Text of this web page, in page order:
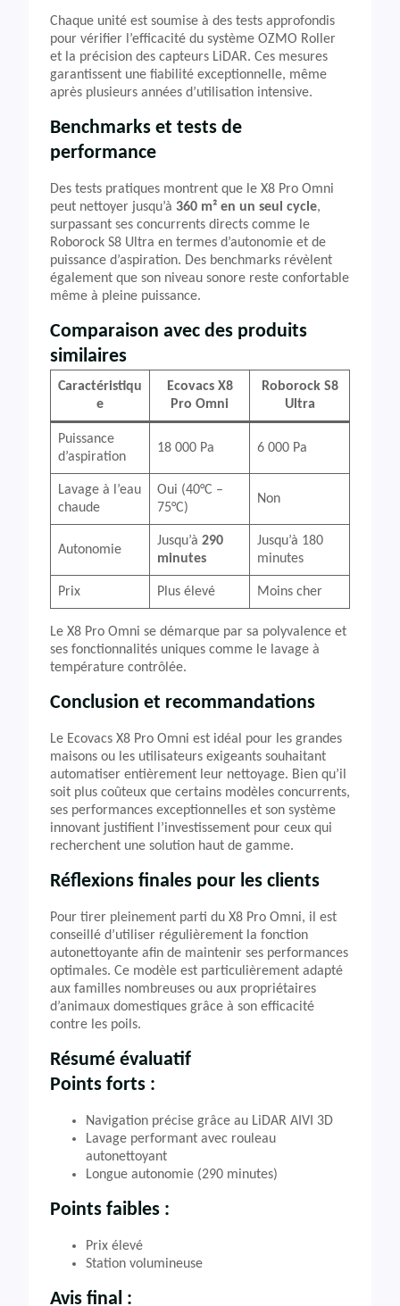
Chaque unité est soumise à des tests approfondis
pour vérifier l’efficacité du système OZMO Roller
et la précision des capteurs LiDAR. Ces mesures
garantissent une fiabilité exceptionnelle, même
après plusieurs années d’utilisation intensive.
Benchmarks et tests de
performance
Des tests pratiques montrent que le X8 Pro Omni
peut nettoyer jusqu’à 360 m² en un seul cycle,
surpassant ses concurrents directs comme le
Roborock S8 Ultra en termes d’autonomie et de
puissance d’aspiration. Des benchmarks révèlent
également que son niveau sonore reste confortable
même à pleine puissance.
Comparaison avec des produits
similaires
Caractéristiqu
e
Ecovacs X8
Pro Omni
Roborock S8
Ultra
Puissance
d’aspiration
18 000 Pa 6 000 Pa
Lavage à l’eau
chaude
Oui (40°C –
75°C)
Non
Autonomie
Jusqu’à 290
minutes
Jusqu’à 180
minutes
Prix Plus élevé Moins cher
Le X8 Pro Omni se démarque par sa polyvalence et
ses fonctionnalités uniques comme le lavage à
température contrôlée.
Conclusion et recommandations
Le Ecovacs X8 Pro Omni est idéal pour les grandes
maisons ou les utilisateurs exigeants souhaitant
automatiser entièrement leur nettoyage. Bien qu’il
soit plus coûteux que certains modèles concurrents,
ses performances exceptionnelles et son système
innovant justifient l’investissement pour ceux qui
recherchent une solution haut de gamme.
Réflexions finales pour les clients
Pour tirer pleinement parti du X8 Pro Omni, il est
conseillé d’utiliser régulièrement la fonction
autonettoyante afin de maintenir ses performances
optimales. Ce modèle est particulièrement adapté
aux familles nombreuses ou aux propriétaires
d’animaux domestiques grâce à son efficacité
contre les poils.
Résumé évaluatif
Points forts :
Navigation précise grâce au LiDAR AIVI 3D
Lavage performant avec rouleau
autonettoyant
Longue autonomie (290 minutes)
Points faibles :
Prix élevé
Station volumineuse
Avis final :